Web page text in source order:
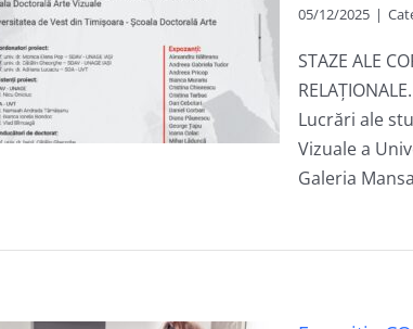
05/12/2025 |
STAZE ALE
Lucrări ale
Vizuale a
Galeria